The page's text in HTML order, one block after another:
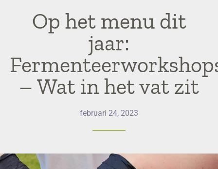
Op het menu dit
jaar:
– Wat in het vat zit
februari 24, 2023